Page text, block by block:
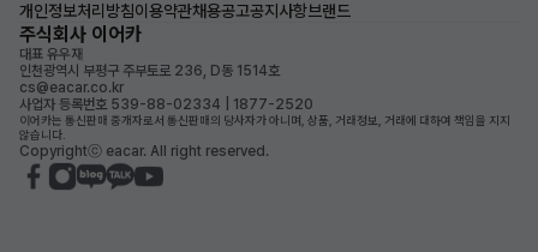
개인정보처리방침이용약관채용공고공지사항브랜드
주식회사 이어카
대표 유우재
인천광역시 부평구 주부토로 236, D동 1514호
cs@eacar.co.kr
사업자 등록번호 539-88-02334 | 1877-2520
이어카는 통신판매 중개자로서 통신판매의 당사자가 아니며, 상품, 거래정보, 거래에 대하여 책임을 지지
않습니다.
Copyrightⓒ eacar. All right reserved.